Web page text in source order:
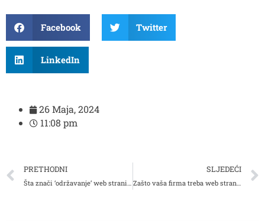
Facebook Twitter
LinkedIn
26 Maja, 2024
11:08 pm
PRETHODNI SLJEDEĆI